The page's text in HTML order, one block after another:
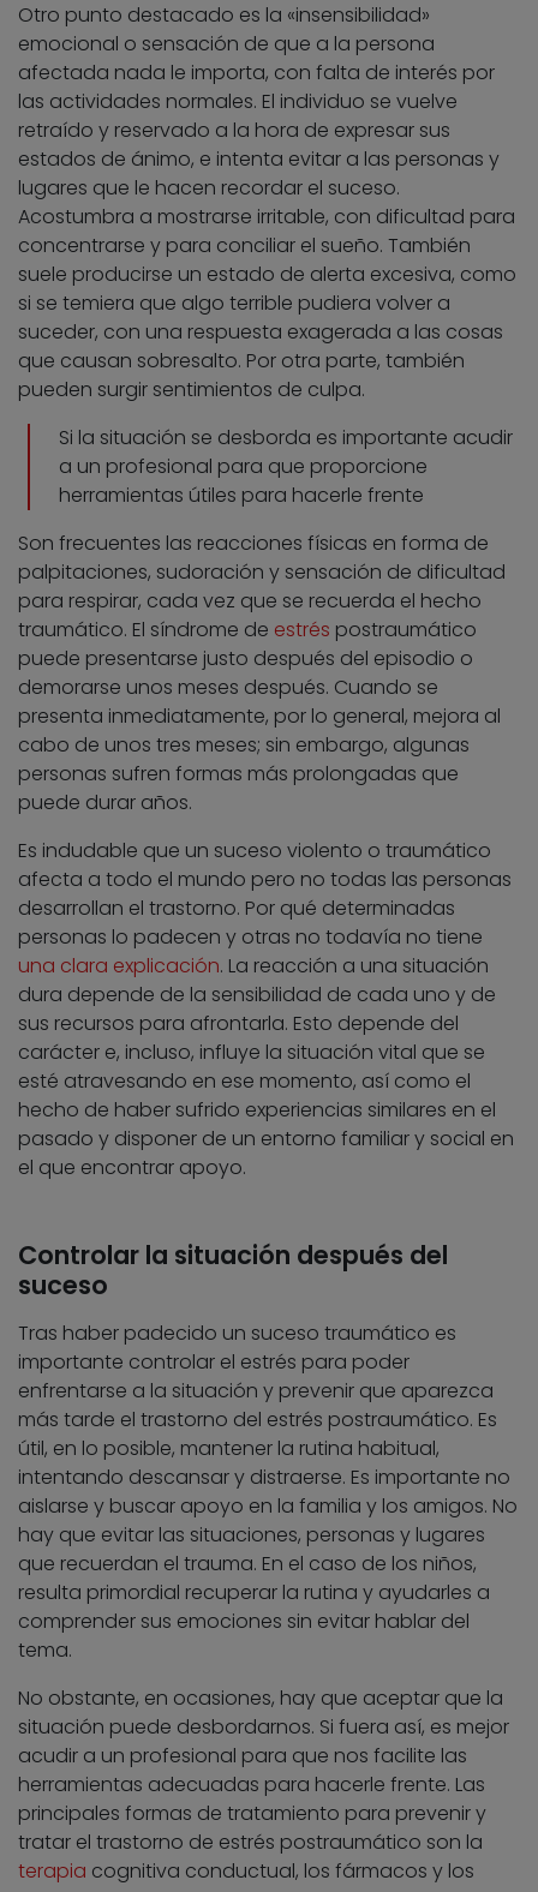
Otro punto destacado es la «insensibilidad»
emocional o sensación de que a la persona
afectada nada le importa, con falta de interés por
las actividades normales. El individuo se vuelve
retraído y reservado a la hora de expresar sus
estados de ánimo, e intenta evitar a las personas y
lugares que le hacen recordar el suceso.
Acostumbra a mostrarse irritable, con dificultad para
concentrarse y para conciliar el sueño. También
suele producirse un estado de alerta excesiva, como
si se temiera que algo terrible pudiera volver a
suceder, con una respuesta exagerada a las cosas
que causan sobresalto. Por otra parte, también
pueden surgir sentimientos de culpa.
Si la situación se desborda es importante acudir
a un profesional para que proporcione
herramientas útiles para hacerle frente
Son frecuentes las reacciones físicas en forma de
palpitaciones, sudoración y sensación de dificultad
para respirar, cada vez que se recuerda el hecho
traumático. El síndrome de estrés postraumático
puede presentarse justo después del episodio o
demorarse unos meses después. Cuando se
presenta inmediatamente, por lo general, mejora al
cabo de unos tres meses; sin embargo, algunas
personas sufren formas más prolongadas que
puede durar años.
Es indudable que un suceso violento o traumático
afecta a todo el mundo pero no todas las personas
desarrollan el trastorno. Por qué determinadas
personas lo padecen y otras no todavía no tiene
una clara explicación. La reacción a una situación
dura depende de la sensibilidad de cada uno y de
sus recursos para afrontarla. Esto depende del
carácter e, incluso, influye la situación vital que se
esté atravesando en ese momento, así como el
hecho de haber sufrido experiencias similares en el
pasado y disponer de un entorno familiar y social en
el que encontrar apoyo.
Controlar la situación después del
suceso
Tras haber padecido un suceso traumático es
importante controlar el estrés para poder
enfrentarse a la situación y prevenir que aparezca
más tarde el trastorno del estrés postraumático. Es
útil, en lo posible, mantener la rutina habitual,
intentando descansar y distraerse. Es importante no
aislarse y buscar apoyo en la familia y los amigos. No
hay que evitar las situaciones, personas y lugares
que recuerdan el trauma. En el caso de los niños,
resulta primordial recuperar la rutina y ayudarles a
comprender sus emociones sin evitar hablar del
tema.
No obstante, en ocasiones, hay que aceptar que la
situación puede desbordarnos. Si fuera así, es mejor
acudir a un profesional para que nos facilite las
herramientas adecuadas para hacerle frente. Las
principales formas de tratamiento para prevenir y
tratar el trastorno de estrés postraumático son la
terapia cognitiva conductual, los fármacos y los